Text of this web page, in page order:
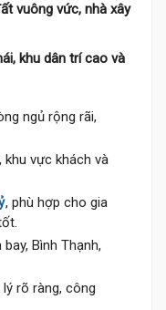
vuông vức, nhà xây
khu dân trí cao và
ngủ rộng rãi,
khu vực khách và
, phù hợp cho gia
Bình Thạnh,
rõ ràng, công